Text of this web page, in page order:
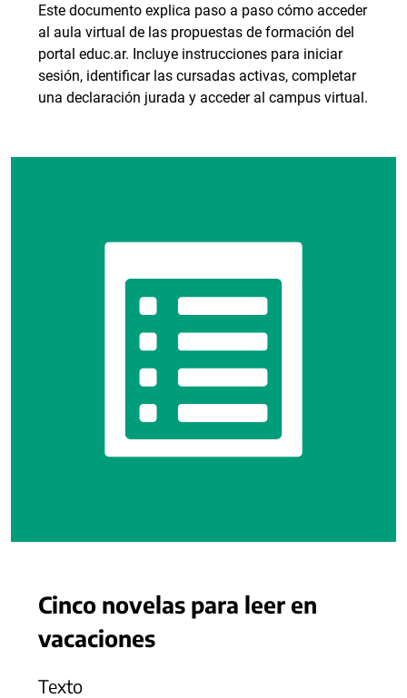
Este documento explica paso a paso cómo acceder
al aula virtual de las propuestas de formación del
portal educ.ar. Incluye instrucciones para iniciar
sesión, identificar las cursadas activas, completar
una declaración jurada y acceder al campus virtual.
Cinco novelas para leer en
vacaciones
Texto